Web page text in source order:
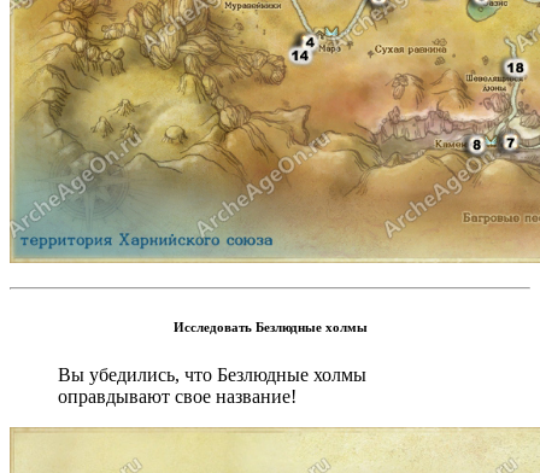
Исследовать Безлюдные холмы
Вы убедились, что Безлюдные холмы
оправдывают свое название!